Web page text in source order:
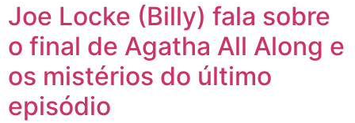
Joe Locke (Billy) fala sobre
o final de Agatha All Along e
os mistérios do último
episódio